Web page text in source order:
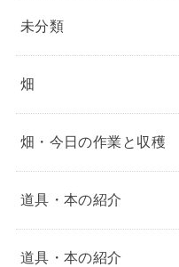
未分類
畑
畑・今日の作業と収穫
道具・本の紹介
道具・本の紹介